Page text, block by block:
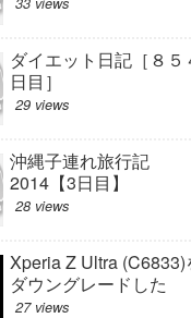
ダイエット日記［８５
日目］
29 views
沖縄子連れ旅行記
2014【3日目】
28 views
Xperia Z Ultra (C6833)
ダウングレードした
27 views